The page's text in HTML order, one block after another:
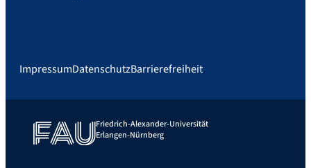
ImpressumDatenschutzBarrierefreiheit
Friedrich-Alexander-Universität
Erlangen-Nürnberg